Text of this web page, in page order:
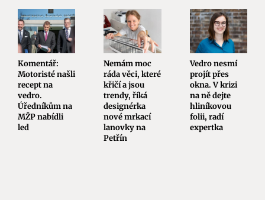
Komentář:
Motoristé našli
recept na
vedro.
Úředníkům na
MŽP nabídli
led
Nemám moc
ráda věci, které
křičí a jsou
trendy, říká
designérka
nové mrkací
lanovky na
Petřín
Vedro nesmí
projít přes
okna. V krizi
na ně dejte
hliníkovou
folii, radí
expertka